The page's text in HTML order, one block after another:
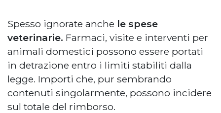
Spesso ignorate anche le spese
veterinarie. Farmaci, visite e interventi per
animali domestici possono essere portati
in detrazione entro i limiti stabiliti dalla
legge. Importi che, pur sembrando
contenuti singolarmente, possono incidere
sul totale del rimborso.